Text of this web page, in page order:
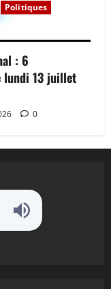
Politiques
: 6
lundi 13 juillet
0